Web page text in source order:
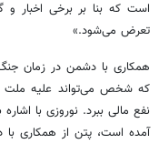
است که بنا بر برخی اخبار
تعرض می‌شود.»
همکاری با دشمن در زمان
که شخص می‌تواند علیه ملت
نفع مالی ببرد. نوروزی با
آمده است، پتن از همکاری با